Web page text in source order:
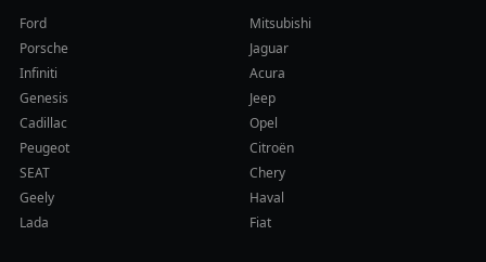
Ford
Mitsubishi
Porsche
Jaguar
Infiniti
Acura
Genesis
Jeep
Cadillac
Opel
Peugeot
Citroën
SEAT
Chery
Geely
Haval
Lada
Fiat